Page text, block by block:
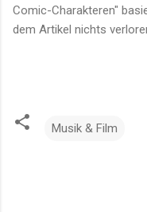
Comic-Charakteren"
dem Artikel nichts
Musik & Film